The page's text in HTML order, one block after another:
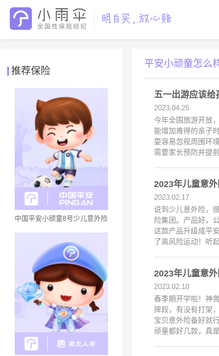
推荐保险
中国平安小顽童8号少儿意外险
平安小顽童怎么
五一出游应该给
2023.04.25
今年全国旅游开放
能增加难得的亲子
耍容易忽视周围环
需要家长预防并提
2023年儿童意
2023.02.17
说到少儿意外险，
险集团。产品好，
这款产品升级成平
了高风险运动！听
2023年儿童意
2023.02.10
春季期开学啦！神
摔跤，有没有打架
宝贝意外险备好就
顽童都好几款，真